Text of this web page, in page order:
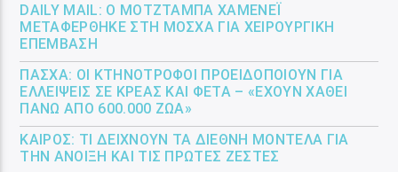
DAILY MAIL: Ο ΜΟΤΖΤΆΜΠΑ ΧΑΜΕΝΕΪ́
ΜΕΤΑΦΈΡΘΗΚΕ ΣΤΗ ΜΌΣΧΑ ΓΙΑ ΧΕΙΡΟΥΡΓΙΚΉ
ΕΠΈΜΒΑΣΗ
ΠΆΣΧΑ: ΟΙ ΚΤΗΝΟΤΡΌΦΟΙ ΠΡΟΕΙΔΟΠΟΙΟΎΝ ΓΙΑ
ΕΛΛΕΊΨΕΙΣ ΣΕ ΚΡΈΑΣ ΚΑΙ ΦΈΤΑ – «ΈΧΟΥΝ ΧΑΘΕΊ
ΠΆΝΩ ΑΠΌ 600.000 ΖΏΑ»
ΚΑΙΡΌΣ: ΤΙ ΔΕΊΧΝΟΥΝ ΤΑ ΔΙΕΘΝΉ ΜΟΝΤΈΛΑ ΓΙΑ
ΤΗΝ ΆΝΟΙΞΗ ΚΑΙ ΤΙΣ ΠΡΏΤΕΣ ΖΈΣΤΕΣ